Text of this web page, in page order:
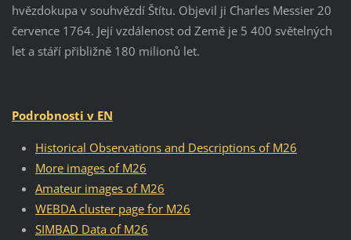
hvězdokupa v souhvězdí Štítu. Objevil ji Charles Messier 20
července 1764. Její vzdálenost od Země je 5 400 světelných
let a stáří přibližně 180 milionů let.
Podrobnosti v EN
Historical Observations and Descriptions of M26
More images of M26
Amateur images of M26
WEBDA cluster page for M26
SIMBAD Data of M26